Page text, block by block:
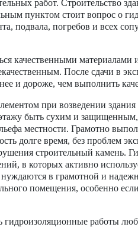
работ. Строительство
пунктом стоит вопрос о
подвала, погребов и всех
качественными
После сдачи в
и дороже, чем выполнить
при возведении
быть сухим и защищенным,
местности. Грамотно
долге время, без проблем
строительный камень.
в которых активно
в грамотной и
помещения, особенно
работы